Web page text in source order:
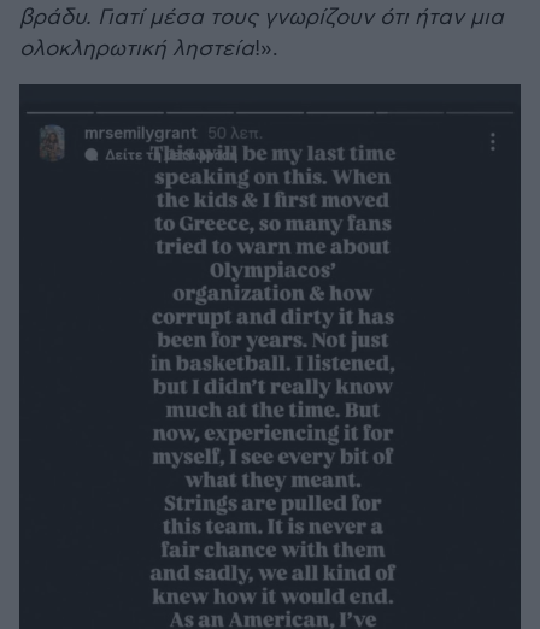
βράδυ. Γιατί μέσα τους γνωρίζουν ότι ήταν μια
ολοκληρωτική ληστεία!».